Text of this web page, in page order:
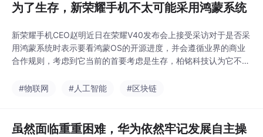
为了生存，新荣耀手机不太可能采用鸿蒙系统
新荣耀手机CEO赵明近日在荣耀V40发布会上接受采访对于是否采
用鸿蒙系统时表示要看鸿蒙OS的开源进度，并会遵循业界的商业
合作规则，考虑到它当前的首要考虑是生存，柏铭科技认为它不太
#物联网
#人工智能 #区块链
虽然面临重重困难，华为依然牢记发展自主操